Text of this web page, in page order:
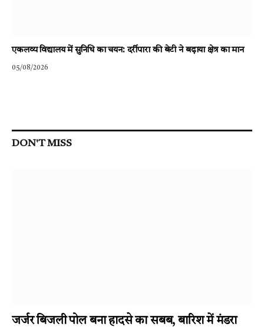
एकलव्य विद्यालय में सुनिधि का चयन: दर्रीपारा की बेटी ने बढ़ाया क्षेत्र का मान
05/08/2026
DON'T MISS
जर्जर बिजली पोल बना हादसे का सबब, बारिश में मंडरा